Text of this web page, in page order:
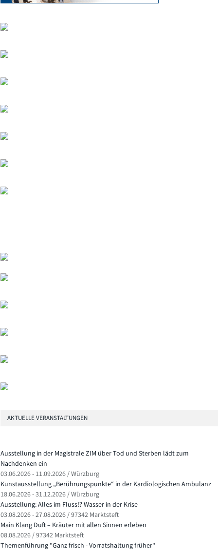
AKTUELLE VERANSTALTUNGEN
Ausstellung in der Magistrale ZIM über Tod und Sterben lädt zum
Nachdenken ein
03.06.2026 - 11.09.2026 / Würzburg
Kunstausstellung „Berührungspunkte“ in der Kardiologischen Ambulanz
18.06.2026 - 31.12.2026 / Würzburg
Ausstellung: Alles im Fluss!? Wasser in der Krise
03.08.2026 - 27.08.2026 / 97342 Marktsteft
Main Klang Duft – Kräuter mit allen Sinnen erleben
08.08.2026 / 97342 Marktsteft
Themenführung "Ganz frisch - Vorratshaltung früher"